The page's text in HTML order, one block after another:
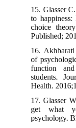
15. Glasser
to
choice
Published;
16.
of
function
students.
Health.
17. Glasser
get what
psychology.